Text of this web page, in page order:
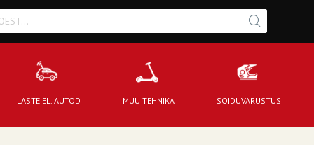
LASTE EL. AUTOD MUU TEHNIKA SÕIDUVARUSTUS